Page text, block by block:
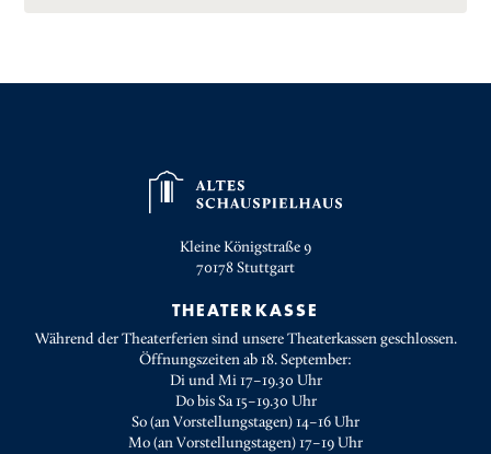
Kleine Königstraße 9
70178Stuttgart
THEATERKASSE
Während der Theaterferien sind unsere Theaterkassen geschlossen.
Öffnungszeiten ab 18. September:
Di und Mi 17–19.30 Uhr
Do bis Sa 15–19.30 Uhr
So (an Vorstellungstagen) 14–16 Uhr
Mo (an Vorstellungstagen) 17–19 Uhr